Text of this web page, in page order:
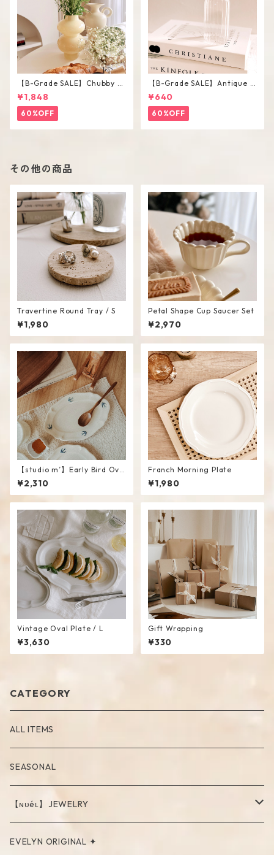
【B-Grade SALE】Chubby V
ase / M
¥1,848
60%OFF
【B-Grade SALE】Antique F
lower Vase #C
¥640
60%OFF
その他の商品
Travertine Round Tray / S
¥1,980
Petal Shape Cup Saucer Set
¥2,970
【studio m’】Early Bird Ova
l plate / S
¥2,310
Franch Morning Plate
¥1,980
Vintage Oval Plate / L
¥3,630
Gift Wrapping
¥330
CATEGORY
ALL ITEMS
SEASONAL
【ɴᴜéʟ】JEWELRY
PIERCE
EVELYN ORIGINAL ✦